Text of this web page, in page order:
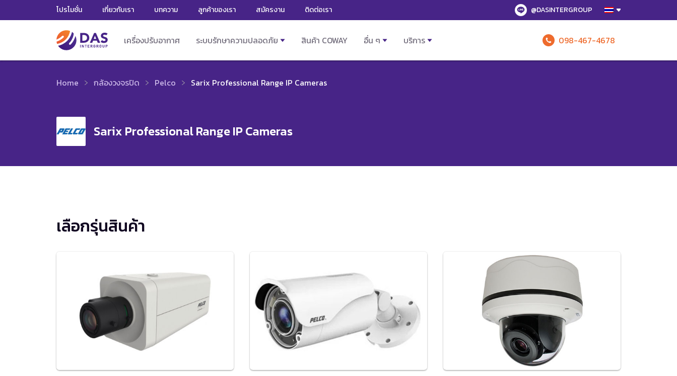
โปรโมชั่น เกี่ยวกับเรา บทความ ลูกค้าของเรา สมัครงาน ติดต่อเรา @DASINTERGROUP
เครื่องปรับอากาศ ระบบรักษาความปลอดภัย สินค้า COWAY อื่น ๆ บริการ 098-467-4678
Home กล้องวงจรปิด Pelco Sarix Professional Range IP Cameras
Sarix Professional Range IP Cameras
เลือกรุ่นสินค้า